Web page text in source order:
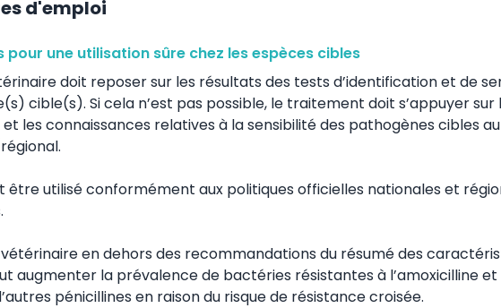
d'emploi
une utilisation sûre chez les espèces cibles
doit reposer sur les résultats des tests d’identification et de
cible(s). Si cela n’est pas possible, le traitement doit s’appuyer sur
les connaissances relatives à la sensibilité des pathogènes cibles
utilisé conformément aux politiques officielles nationales et
en dehors des recommandations du résumé des
augmenter la prévalence de bactéries résistantes à l’amoxicilline
pénicillines en raison du risque de résistance croisée.